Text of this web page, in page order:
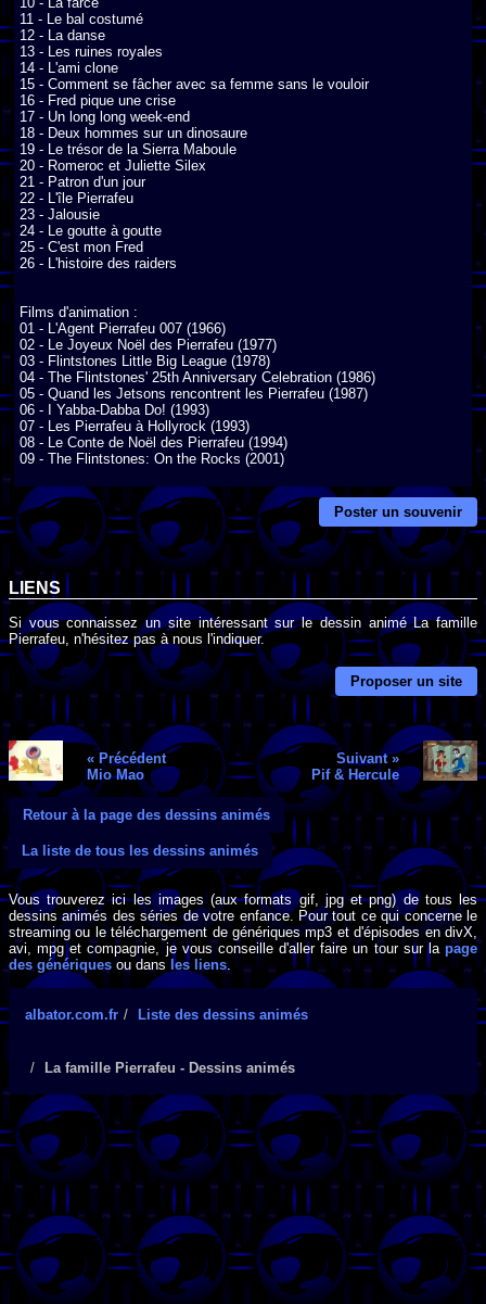
11 - Le bal costumé
12 - La danse
13 - Les ruines royales
14 - L'ami clone
15 - Comment se fâcher avec sa femme sans le vouloir
16 - Fred pique une crise
17 - Un long long week-end
18 - Deux hommes sur un dinosaure
19 - Le trésor de la Sierra Maboule
20 - Romeroc et Juliette Silex
21 - Patron d'un jour
22 - L'île Pierrafeu
23 - Jalousie
24 - Le goutte à goutte
25 - C'est mon Fred
26 - L'histoire des raiders
Films d'animation :
01 - L'Agent Pierrafeu 007 (1966)
02 - Le Joyeux Noël des Pierrafeu (1977)
03 - Flintstones Little Big League (1978)
04 - The Flintstones' 25th Anniversary Celebration (1986)
05 - Quand les Jetsons rencontrent les Pierrafeu (1987)
06 - I Yabba-Dabba Do! (1993)
07 - Les Pierrafeu à Hollyrock (1993)
08 - Le Conte de Noël des Pierrafeu (1994)
09 - The Flintstones: On the Rocks (2001)
Poster un souvenir
LIENS
Si vous connaissez un site intéressant sur le dessin animé La famille
Pierrafeu, n'hésitez pas à nous l'indiquer.
Proposer un site
« Précédent
Mio Mao
Suivant »
Pif & Hercule
Retour à la page des dessins animés
La liste de tous les dessins animés
Vous trouverez ici les images (aux formats gif, jpg et png) de tous les
dessins animés des séries de votre enfance. Pour tout ce qui concerne le
streaming ou le téléchargement de génériques mp3 et d'épisodes en divX,
avi, mpg et compagnie, je vous conseille d'aller faire un tour sur la page
des génériques ou dans les liens.
albator.com.fr Liste des dessins animés
La famille Pierrafeu - Dessins animés